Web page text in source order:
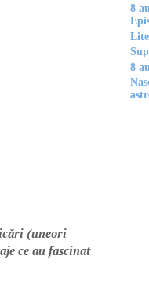
(uneori
ce au fascinat
8
8